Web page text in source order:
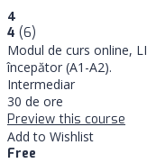
4
4 (6)
Modul de curs online,
începător (A1-A2).
Intermediar
30 de ore
Preview this course
Add to Wishlist
Free